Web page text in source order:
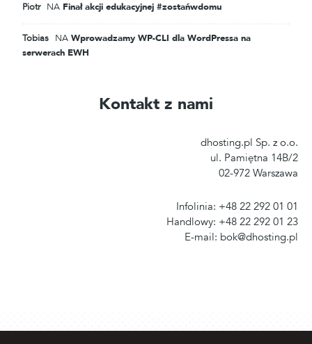
Piotr NA Finał akcji edukacyjnej #zostańwdomu
Tobias NA Wprowadzamy WP-CLI dla WordPressa na
serwerach EWH
Kontakt z nami
dhosting.pl Sp. z o.o.
ul. Pamiętna 14B/2
02-972 Warszawa
Infolinia: +48 22 292 01 01
Handlowy: +48 22 292 01 23
E-mail: bok@dhosting.pl